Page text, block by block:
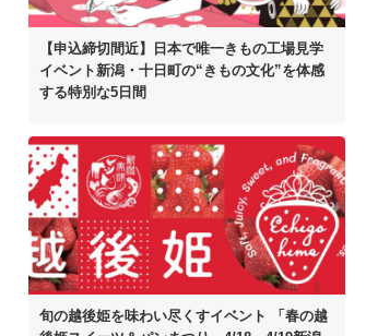
【申込締切間近】
日本で唯一きもの工場見学
イベント新潟・十日町の“きもの文化”を体感
する特別な5日間
旬の越後姫を味わい尽くすイベント
「春の越